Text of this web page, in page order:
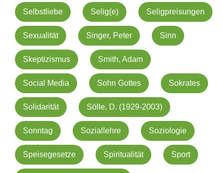
Selbstliebe Selig(e) Seligpreisungen
Sexualität Singer, Peter Sinn
Skeptizismus Smith, Adam
Social Media Sohn Gottes Sokrates
Solidarität Sölle, D. (1929-2003)
Sonntag Soziallehre Soziologie
Speisegesetze Spiritualität Sport